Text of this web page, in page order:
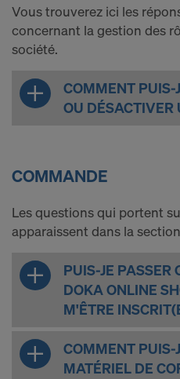
Vous trouverez ici les
concernant la gestion des
société.
COMMENT PUIS-
OU DÉSACTIVER
COMMANDE
Les questions qui portent
apparaissent dans la
PUIS-JE PASSER
DOKA ONLINE
M'ÊTRE
COMMENT PUIS-
MATÉRIEL DE
consentement à tout
paramétrages des
CONSENTEZ-VOUS
DE COOKIES ET AU
VOS DONNÉES À
PERSONNEL AUX